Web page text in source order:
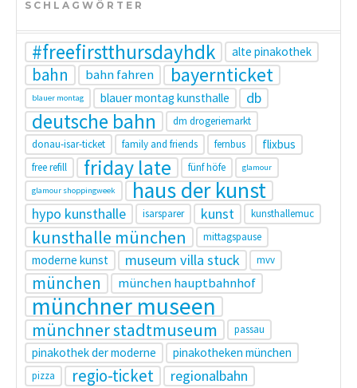
SCHLAGWÖRTER
#freefirstthursdayhdk alte pinakothek
bahn bahn fahren bayernticket
blauer montag blauer montag kunsthalle db
deutsche bahn
dm drogeriemarkt
donau-isar-ticket
family and friends fernbus flixbus
free refill friday late fünf höfe glamour
glamour shoppingweek haus der kunst
hypo kunsthalle isarsparer kunst kunsthallemuc
kunsthalle münchen mittagspause
moderne kunst museum villa stuck mvv
münchen münchen hauptbahnhof
münchner museen
münchner stadtmuseum passau
pinakothek der moderne pinakotheken münchen
pizza regio-ticket
regionalbahn